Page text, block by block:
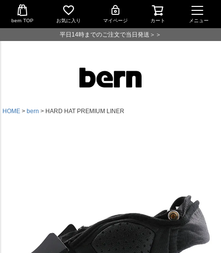
bern TOP お気に入り マイページ カート メニュー
平日14時までのご注文で当日発送＞＞
HOME bern HARD HAT PREMIUM LINER